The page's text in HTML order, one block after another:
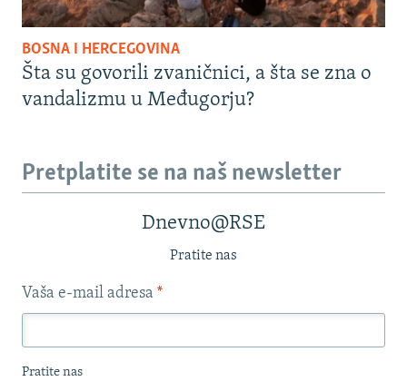
BOSNA I HERCEGOVINA
Šta su govorili zvaničnici, a šta se zna o
vandalizmu u Međugorju?
Pretplatite se na naš newsletter
Dnevno@RSE
Pratite nas
Vaša e-mail adresa *
Pratite nas